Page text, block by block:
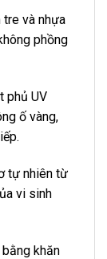
tre và nhựa
phồng
phủ UV
ố vàng,
tự nhiên từ
vi sinh
khăn